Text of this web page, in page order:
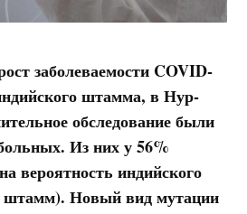
заболеваемости COVID-
штамма, в Нур-
обследование были
Из них у 56%
вероятность индийского
штамм). Новый вид мутации